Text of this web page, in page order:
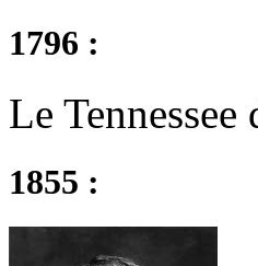
1796 :
Le
1855 :